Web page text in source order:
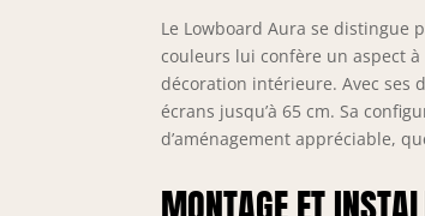
Le Lowboard Aura se distingue
couleurs lui confère un aspect
décoration intérieure. Avec ses
écrans jusqu’à 65 cm. Sa
d’aménagement appréciable,